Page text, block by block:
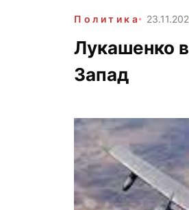
Политика
Лукашенко
Запад